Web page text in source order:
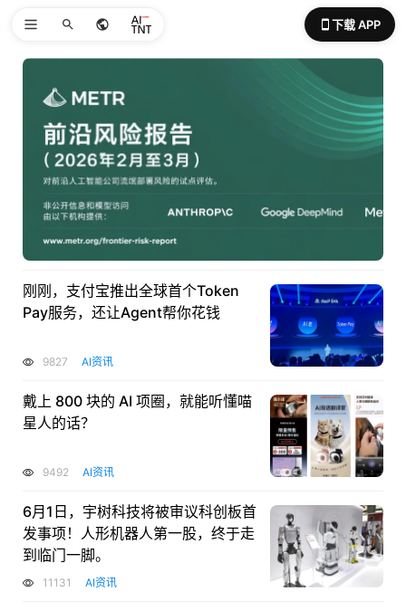
下载 APP
刚刚，支付宝推出全球首个Token
Pay服务，还让Agent帮你花钱
9827 AI资讯
戴上 800 块的 AI 项圈，就能听懂喵
星人的话？
9492 AI资讯
6月1日，宇树科技将被审议科创板首
发事项！人形机器人第一股，终于走
到临门一脚。
11131 AI资讯